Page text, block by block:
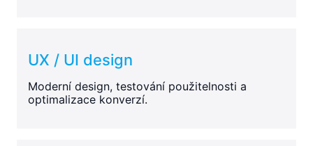
UX / UI design
Moderní design, testování použitelnosti a
optimalizace konverzí.